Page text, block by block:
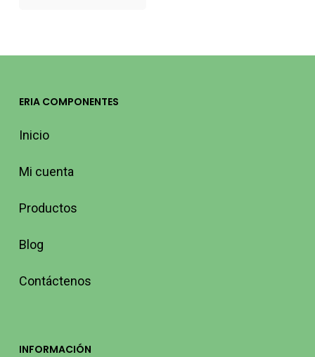
ERIA COMPONENTES
Inicio
Mi cuenta
Productos
Blog
Contáctenos
INFORMACIÓN